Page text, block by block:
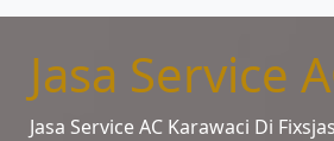
Jasa Service
Jasa Service AC Karawaci Di